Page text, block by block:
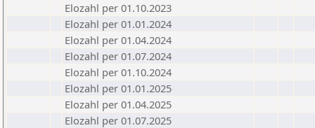
Elozahl per 01.10.2023
Elozahl per 01.01.2024
Elozahl per 01.04.2024
Elozahl per 01.07.2024
Elozahl per 01.10.2024
Elozahl per 01.01.2025
Elozahl per 01.04.2025
Elozahl per 01.07.2025